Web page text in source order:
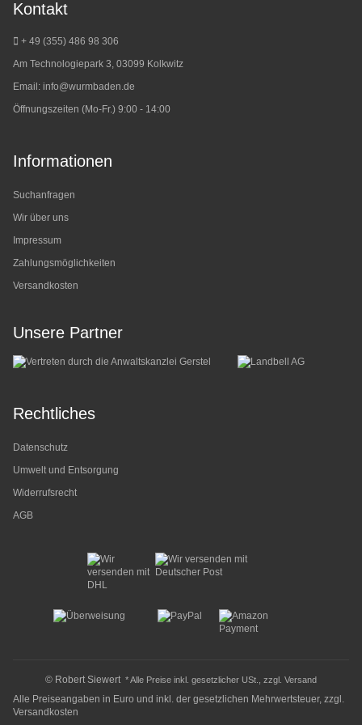
Kontakt
+ 49 (355) 486 98 306
Am Technologiepark 3, 03099 Kolkwitz
Email: info@wurmbaden.de
Öffnungszeiten (Mo-Fr.) 9:00 - 14:00
Informationen
Suchanfragen
Wir über uns
Impressum
Zahlungsmöglichkeiten
Versandkosten
Unsere Partner
Rechtliches
Datenschutz
Umwelt und Entsorgung
Widerrufsrecht
AGB
© Robert Siewert* Alle Preise inkl. gesetzlicher USt., zzgl. Versand
Alle Preiseangaben in Euro und inkl. der gesetzlichen Mehrwertsteuer, zzgl.
Versandkosten